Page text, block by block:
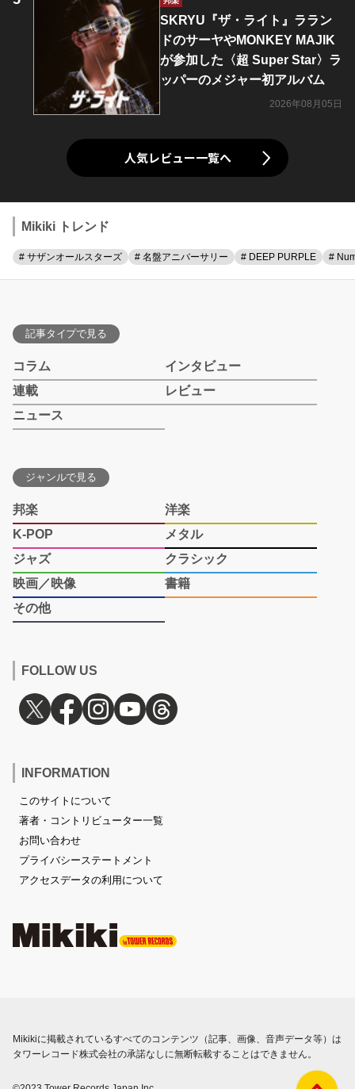
SKRYU『ザ・ライト』ララン
ドのサーヤやMONKEY MAJIK
が参加した〈超 Super Star〉ラ
ッパーのメジャー初アルバム
2026年08月05日
人気レビュー一覧へ
Mikiki トレンド
# サザンオールスターズ # 名盤アニバーサリー # DEEP PURPLE #
記事タイプで見る
コラム
インタビュー
連載
レビュー
ニュース
ジャンルで見る
邦楽
洋楽
K-POP
メタル
ジャズ
クラシック
映画／映像
書籍
その他
FOLLOW US
INFORMATION
このサイトについて
著者・コントリビューター一覧
お問い合わせ
プライバシーステートメント
アクセスデータの利用について
Mikikiに掲載されているすべてのコンテンツ（記事、画像、音声データ等）は
タワーレコード株式会社の承諾なしに無断転載することはできません。